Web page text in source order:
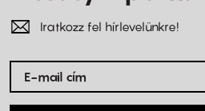
Iratkozz fel hírlevelünkre!